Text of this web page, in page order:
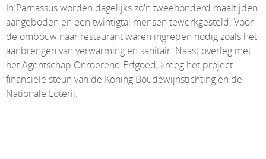
In Parnassus worden dagelijks zo'n tweehonderd maaltijden
aangeboden en een twintigtal mensen tewerkgesteld. Voor
de ombouw naar restaurant waren ingrepen nodig zoals het
aanbrengen van verwarming en sanitair. Naast overleg met
het Agentschap Onroerend Erfgoed, kreeg het project
financiële steun van de Koning Boudewijnstichting en de
Nationale Loterij.